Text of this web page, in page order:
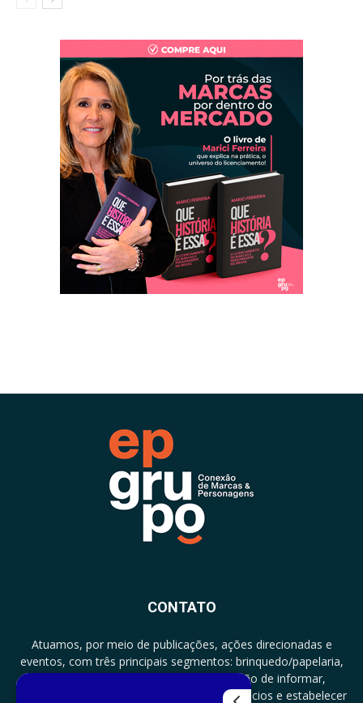
CONTATO
Atuamos, por meio de publicações, ações direcionadas e
eventos, com três principais segmentos: brinquedo/papelaria,
licenciamento e zero a três com a missão de informar,
documentar, proporcionar encontro de negócios e estabelecer